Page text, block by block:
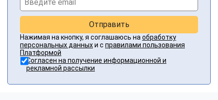
Отправить
Нажимая на кнопку, я соглашаюсь на обработку
персональных данныхи с правилами пользования
Платформой
Согласен на получение информационной и
рекламной рассылки